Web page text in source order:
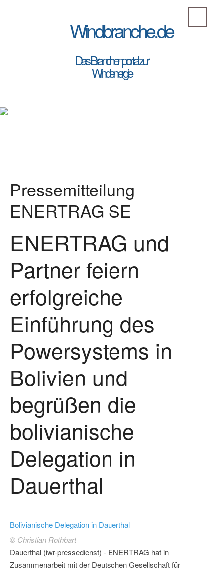
Windbranche.de
Das Branchenportal zur
Windenergie
Pressemitteilung
ENERTRAG SE
ENERTRAG und
Partner feiern
erfolgreiche
Einführung des
Powersystems in
Bolivien und
begrüßen die
bolivianische
Delegation in
Dauerthal
Bolivianische Delegation in Dauerthal
© Christian Rothbart
Dauerthal (iwr-pressedienst) - ENERTRAG hat in
Zusammenarbeit mit der Deutschen Gesellschaft für